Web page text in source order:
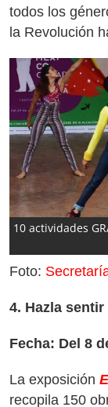
todos los
la Revolución
10 actividades
Foto:
4. Hazla
Fecha: Del 8
La exposición
recopila 150